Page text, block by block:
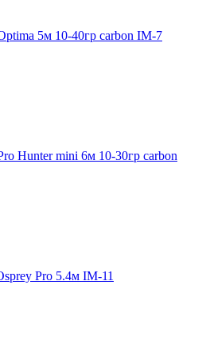
5м 10-40гр carbon IM-7
Hunter mini 6м 10-30гр carbon
Pro 5.4м IM-11